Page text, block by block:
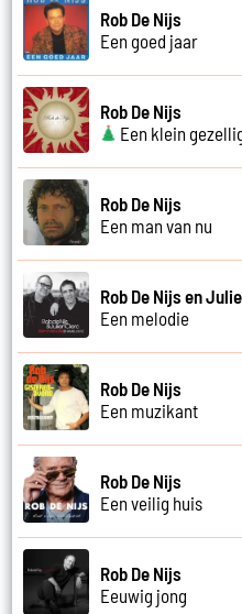
Rob De Nijs
Een goed jaar
Rob De Nijs
Een klein
Rob De Nijs
Een man van nu
Rob De Nijs en
Een melodie
Rob De Nijs
Een muzikant
Rob De Nijs
Een veilig huis
Rob De Nijs
Eeuwig jong